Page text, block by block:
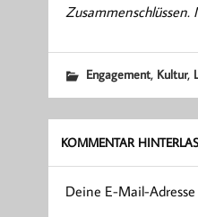
Zusammenschlüssen.
Engagement, Kultur,
KOMMENTAR
Deine E-Mail-